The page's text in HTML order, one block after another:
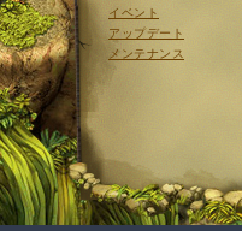
イベント
アップデート
メンテナンス